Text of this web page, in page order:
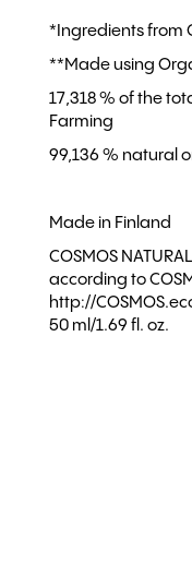
*Ingredients from
**Made using
17,318 % of the
Farming
99,136 % natural
Made in Finland
COSMOS
according to
http://
50 ml/1.69 fl. oz.